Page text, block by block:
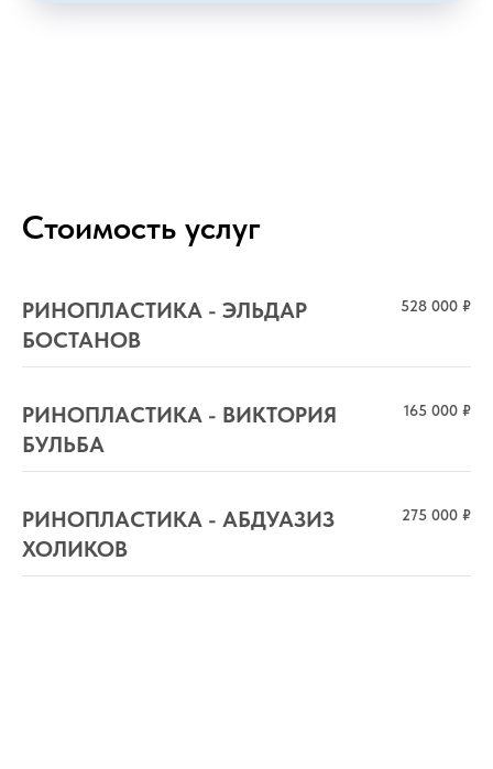
Стоимость услуг
РИНОПЛАСТИКА - ЭЛЬДАР
БОСТАНОВ
528 000 ₽
РИНОПЛАСТИКА - ВИКТОРИЯ
БУЛЬБА
165 000 ₽
РИНОПЛАСТИКА - АБДУАЗИЗ
ХОЛИКОВ
275 000 ₽